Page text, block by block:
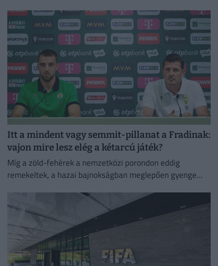
Itt a mindent vagy semmit-pillanat a Fradinak:
vajon mire lesz elég a kétarcú játék?
Míg a zöld-fehérek a nemzetközi porondon eddig
remekeltek, a hazai bajnokságban meglepően gyenge